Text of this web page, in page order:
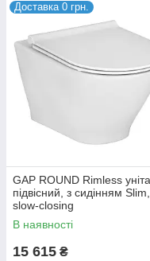
Доставка 0 грн.
GAP ROUND Rimless
підвісний, з сидінням Slim,
slow-closing
В наявності
15 615 ₴